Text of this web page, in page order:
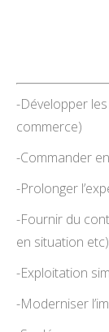
-Développer
commerce)
-Commander
-Prolonger
-Fournir du
en situation etc)
-Exploitation
-Moderniser